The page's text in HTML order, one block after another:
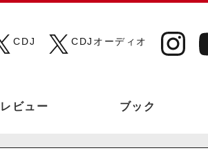
CDJ
CDJオーディオ
レビュー ブック